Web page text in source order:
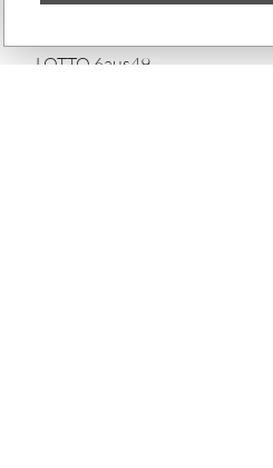
Gewinne zwischen 5.000 und
Dabei zeigte sich das Glück
LOTTO 6aus49.